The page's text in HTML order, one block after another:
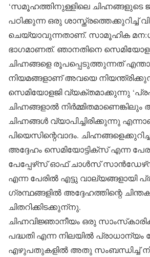
‘സമൂഹത്തിനുള്ളിലെ ചിഹ്നങ്ങളുടെ
പഠിക്കുന്ന ഒരു ശാസ്ത്രത്തെക്കുറിച്ച്
ചെയ്യാവുന്നതാണ്. സാമൂഹിക
ഭാഗമാണത്. ഞാനതിനെ
ചിഹ്നങ്ങളെ രൂപപ്പെടുത്തുന്നത്
നിയമങ്ങളാണ് അവയെ
സെമിയോളജി വ്യക്തമാക്കുന്നു
ചിഹ്നങ്ങളാല്‍
ചിഹ്നങ്ങള്‍ വ്യാപിച്ചിരിക്കുന്നു
പിയെസിന്റെവാദം.
അദ്ദേഹം സെമിയോട്ടിക്‌സ് എന്ന
പേപ്പേഴ്‌സ് ഓഫ് ചാള്‍സ്
എന്ന പേരില്‍ എട്ടു വാല്യങ്ങളായി
ഗ്രന്ഥങ്ങളില്‍ അദ്ദേഹത്തിന്റെ
ചിതറിക്കിടക്കുന്നു.
ചിഹ്നവിജ്ഞാനീയം ഒരു
പദ്ധതി എന്ന നിലയില്‍ പ്രാധാന്യം
എഴുപതുകളില്‍ അതു സംബന്ധിച്ച്